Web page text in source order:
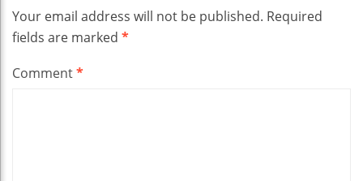
Your email address will not be published. Required
fields are marked *
Comment*